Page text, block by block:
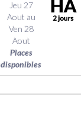
Jeu 27
Aout au
Ven 28
Aout
Places
disponibles